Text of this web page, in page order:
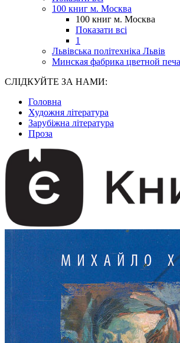
100 книг м. Москва
100 книг м. Москва
Показати всі
1
Львівська політехніка Львів
Минская фабрика цветной
СЛІДКУЙТЕ ЗА НАМИ:
Головна
Художня література
Зарубіжна література
Проза